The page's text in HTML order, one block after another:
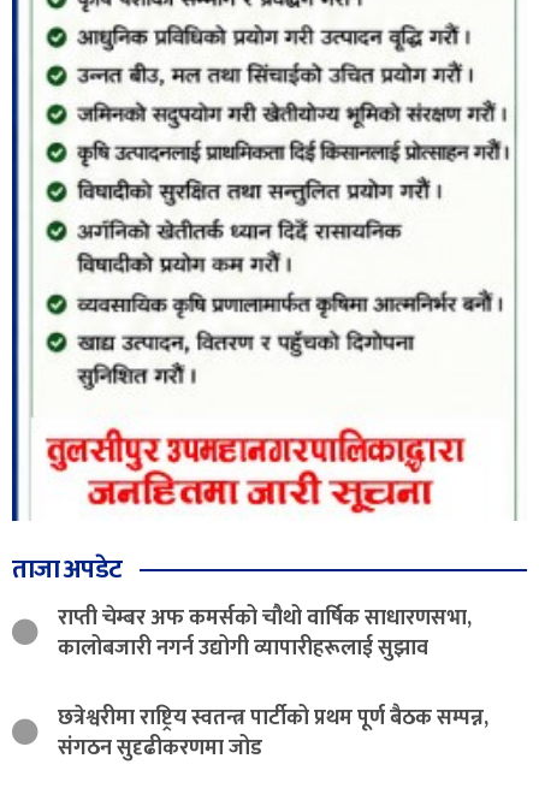
ताजा अपडेट
राप्ती चेम्बर अफ कमर्सको चौथो वार्षिक साधारणसभा,
कालोबजारी नगर्न उद्योगी व्यापारीहरूलाई सुझाव
छत्रेश्वरीमा राष्ट्रिय स्वतन्त्र पार्टीको प्रथम पूर्ण बैठक सम्पन्न,
संगठन सुदृढीकरणमा जोड